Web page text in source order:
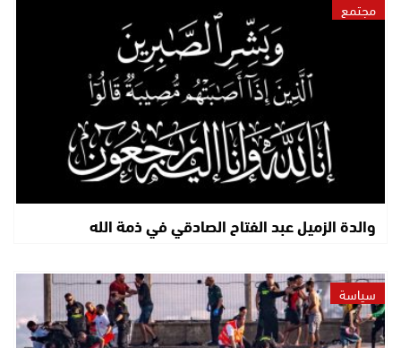
مجتمع
والدة الزميل عبد الفتاح الصادقي في ذمة الله
سياسة